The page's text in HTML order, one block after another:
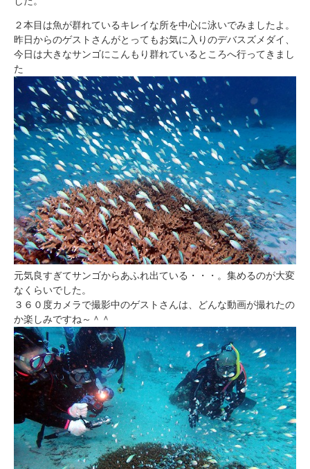
２本目は魚が群れているキレイな所を中心に泳いでみましたよ。
昨日からのゲストさんがとってもお気に入りのデバスズメダイ、
今日は大きなサンゴにこんもり群れているところへ行ってきまし
た
元気良すぎてサンゴからあふれ出ている・・・。集めるのが大変
なくらいでした。
３６０度カメラで撮影中のゲストさんは、どんな動画が撮れたの
か楽しみですね～＾＾